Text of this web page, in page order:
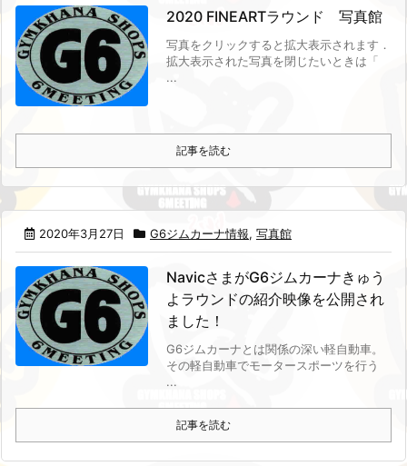
2020 FINEARTラウンド 写真館
写真をクリックすると拡大表示されます．
拡大表示された写真を閉じたいときは「
...
記事を読む
2020年3月27日 G6ジムカーナ情報, 写真館
NavicさまがG6ジムカーナきゅう
よラウンドの紹介映像を公開され
ました！
G6ジムカーナとは関係の深い軽自動車。
その軽自動車でモータースポーツを行う
...
記事を読む